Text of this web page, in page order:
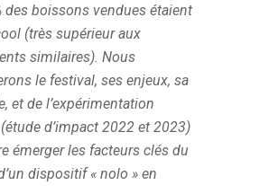
des boissons vendues étaient
(très supérieur aux
similaires). Nous
le festival, ses enjeux, sa
et de l’expérimentation
d’impact 2022 et 2023)
émerger les facteurs clés du
dispositif « nolo » en